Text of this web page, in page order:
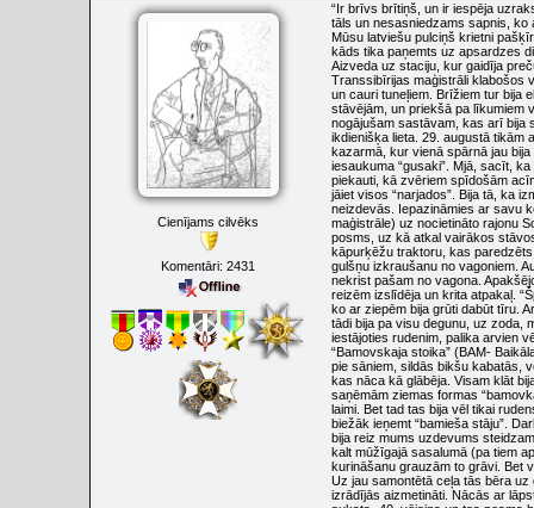
Cienījams cilvēks
Komentāri: 2431
“Ir brīvs brītiņš, un ir iespēja
tāls un nesasniedzams sapnis, ko
Mūsu latviešu pulciņš krietni
kāds tika paņemts uz apsardzes
Aizveda uz staciju, kur gaidīja
Transsibīrijas maģistrāli klabošos
un cauri tuneļiem. Brīžiem tur bija
stāvējām, un priekšā pa līkumiem
nogājušam sastāvam, kas arī bija
ikdienišķa lieta. 29. augustā tikām
kazarmā, kur vienā spārnā jau bija
iesaukuma “gusaki”. Mjā, sacīt,
piekauti, kā zvēriem spīdošām
jāiet visos “narjados”. Bija tā, ka
neizdevās. Iepazināmies ar savu
maģistrāle) uz nocietināto rajonu
posms, uz kā atkal vairākos
kāpurķēžu traktoru, kas
gulšņu izkraušanu no vagoniem.
nekrist pašam no vagona.
reizēm izslīdēja un krita atpakaļ.
ko ar ziepēm bija grūti dabūt tīru.
tādi bija pa visu degunu, uz zoda,
iestājoties rudenim, palika arvien
“Bamovskaja stoika” (BAM-
pie sāniem, sildās bikšu kabatās,
kas nāca kā glābēja. Visam klāt
saņēmām ziemas formas
laimi. Bet tad tas bija vēl tikai
biežāk ieņemt “bamieša stāju”.
bija reiz mums uzdevums
kalt mūžīgajā sasalumā (pa tiem
kurināšanu grauzām to grāvi. Bet
Uz jau samontētā ceļa tās bēra uz
izrādījās aizmetināti. Nācās ar